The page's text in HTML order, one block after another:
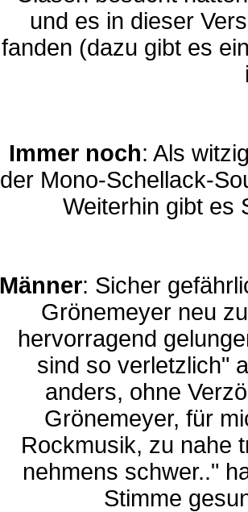
und es in dieser
fanden (dazu gibt es
Immer noch: Als
der Mono-Schellack-
Weiterhin gibt es
Männer: Sicher
Grönemeyer neu
hervorragend
sind so verletzlich"
anders, ohne
Grönemeyer, für
Rockmusik, zu nahe
nehmens schwer.."
Stimme